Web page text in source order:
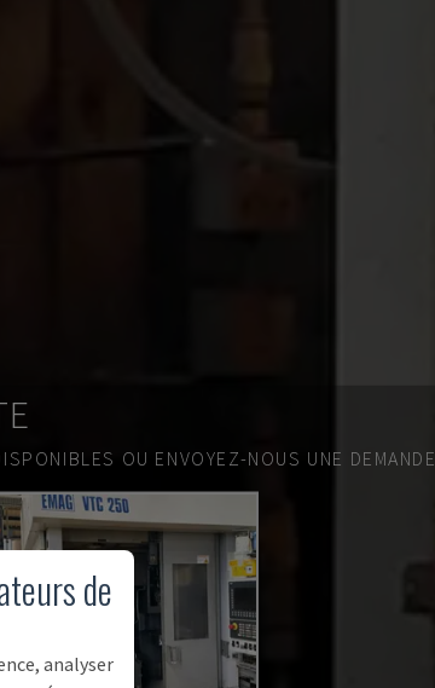
OU ENVOYEZ-NOUS UNE DEMANDE.
de
analyser